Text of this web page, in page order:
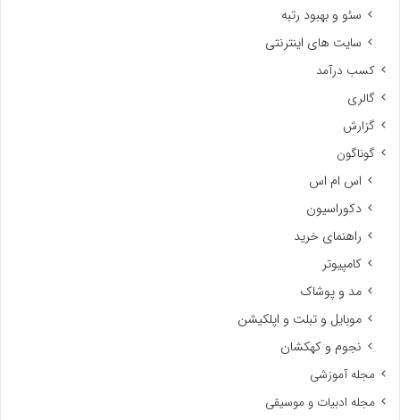
سئو و بهبود رتبه
سایت های اینترنتی
کسب درآمد
گالری
گزارش
گوناگون
اس ام اس
دکوراسیون
راهنمای خرید
کامپیوتر
مد و پوشاک
موبایل و تبلت و اپلکیشن
نجوم و کهکشان
مجله آموزشی
مجله ادبیات و موسیقی